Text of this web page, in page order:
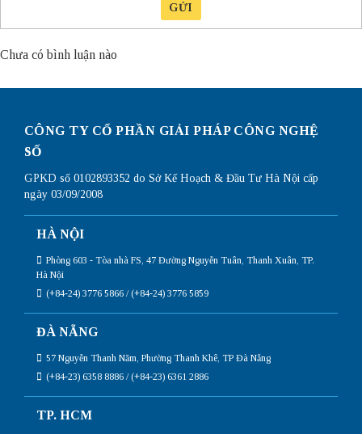
GỬI
Chưa có bình luận nào
CÔNG TY CỔ PHẦN GIẢI PHÁP CÔNG NGHỆ
SỐ
GPKD số 0102893352 do Sở Kế Hoạch & Đầu Tư Hà Nội cấp
ngày 03/09/2008
HÀ NỘI
Phòng 603 - Tòa nhà FS, 47 Đường Nguyễn Tuân, Thanh Xuân, TP.
Hà Nội
(+84-24) 3776 5866 / (+84-24) 3776 5859
ĐÀ NẴNG
57 Nguyễn Thanh Năm, Phường Thanh Khê, TP Đà Nẵng
(+84-23) 6358 8886 / (+84-23) 6361 2886
TP. HCM